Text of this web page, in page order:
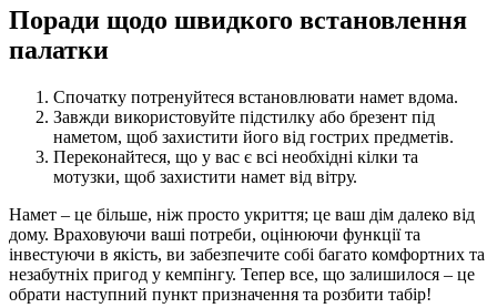
Поради щодо швидкого встановлення
палатки
Спочатку потренуйтеся встановлювати намет вдома.
Завжди використовуйте підстилку або брезент під
наметом, щоб захистити його від гострих предметів.
Переконайтеся, що у вас є всі необхідні кілки та
мотузки, щоб захистити намет від вітру.
Намет – це більше, ніж просто укриття; це ваш дім далеко від
дому. Враховуючи ваші потреби, оцінюючи функції та
інвестуючи в якість, ви забезпечите собі багато комфортних та
незабутніх пригод у кемпінгу. Тепер все, що залишилося – це
обрати наступний пункт призначення та розбити табір!